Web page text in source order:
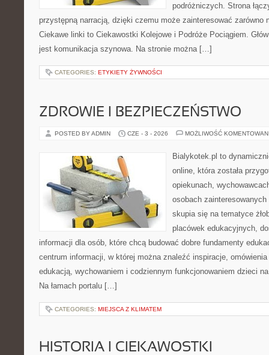
podróżniczych. Strona
przystępną narracją, dzięki czemu może zainteresować zarówno
Ciekawe linki to Ciekawostki Kolejowe i Podróże Pociągiem.
jest komunikacja szynowa. Na stronie można […]
CATEGORIES: ETYKIETY ŻYWNOŚCI
ZDROWIE I BEZPIECZEŃSTWO
POSTED BY ADMIN CZE - 3 - 2026 MOŻLIWOŚĆ
Bialykotek.pl to
online, która została
opiekunach,
osobach
skupia się na tematyce
placówek edukacyjnych,
informacji dla osób, które chcą budować dobre fundamenty
centrum informacji, w której można znaleźć inspiracje,
edukacją, wychowaniem i codziennym funkcjonowaniem dzieci
Na łamach portalu […]
CATEGORIES: MIEJSCA Z KLIMATEM
HISTORIA I CIEKAWOSTKI